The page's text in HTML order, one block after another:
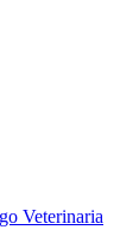
Veterinaria